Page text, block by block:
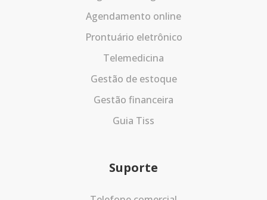
Agendamento online
Prontuário eletrônico
Telemedicina
Gestão de estoque
Gestão financeira
Guia Tiss
Suporte